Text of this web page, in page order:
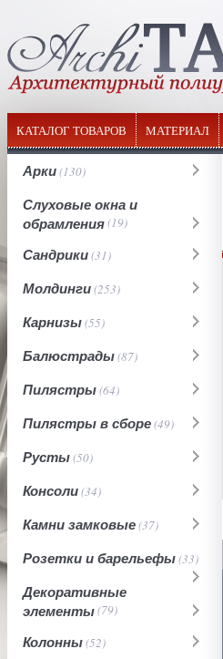
КАТАЛОГ ТОВАРОВ МАТЕРИАЛ
Арки(130)
Слуховые окна и
обрамления(19)
Сандрики(31)
Молдинги(253)
Карнизы(55)
Балюстрады(87)
Пилястры(64)
Пилястры в сборе(49)
Русты(50)
Консоли(34)
Камни замковые(37)
Розетки и барельефы(33)
Декоративные
элементы(79)
Колонны(52)